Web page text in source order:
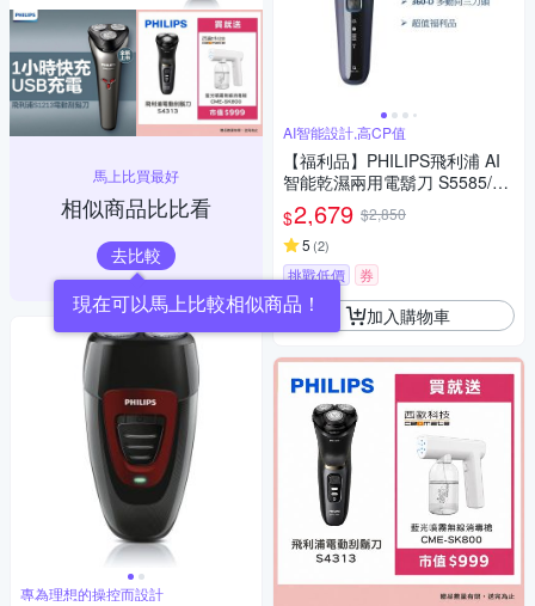
馬上比買最好
相似商品比比看
去比較
現在可以馬上比較相似商品！
專為理想的操控而設計
AI智能設計,高CP值
【福利品】PHILIPS飛利浦 AI
智能乾濕兩用電鬍刀 S5585/20
(一年保固)
$2,679 $2,850
5 (2)
挑戰低價 券
加入購物車